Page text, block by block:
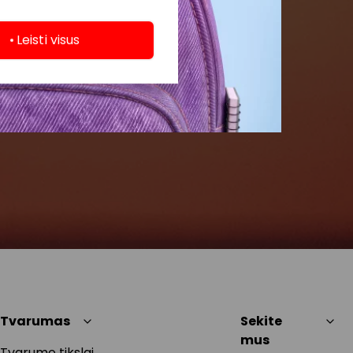
Leisti visus
Tvarumas
Sekite
mus